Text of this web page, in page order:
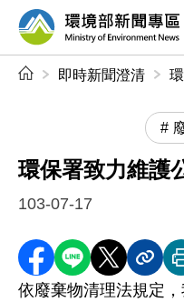
前往中央內容區塊
環境部新
即時新聞澄清
環保署致力維護
103-07-17
分享至 Facebook
分享到 LINE
分享到 X
分享
依廢棄物清理法規定